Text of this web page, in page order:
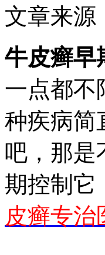
文章来源
牛皮癣早
一点都不
种疾病简
吧，那是
期控制它
皮癣专治